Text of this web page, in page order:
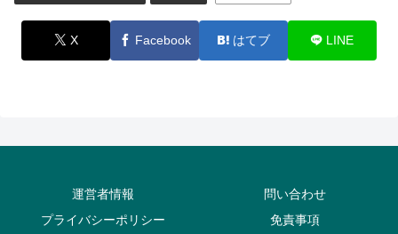
X Facebook はてブ LINE
運営者情報
問い合わせ
プライバシーポリシー
免責事項